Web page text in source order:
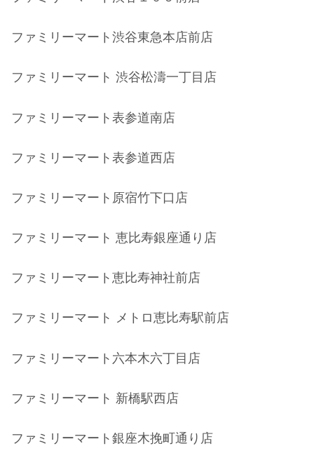
ファミリーマート渋谷東急本店前店
ファミリーマート 渋谷松濤一丁目店
ファミリーマート表参道南店
ファミリーマート表参道西店
ファミリーマート原宿竹下口店
ファミリーマート 恵比寿銀座通り店
ファミリーマート恵比寿神社前店
ファミリーマート メトロ恵比寿駅前店
ファミリーマート六本木六丁目店
ファミリーマート 新橋駅西店
ファミリーマート銀座木挽町通り店